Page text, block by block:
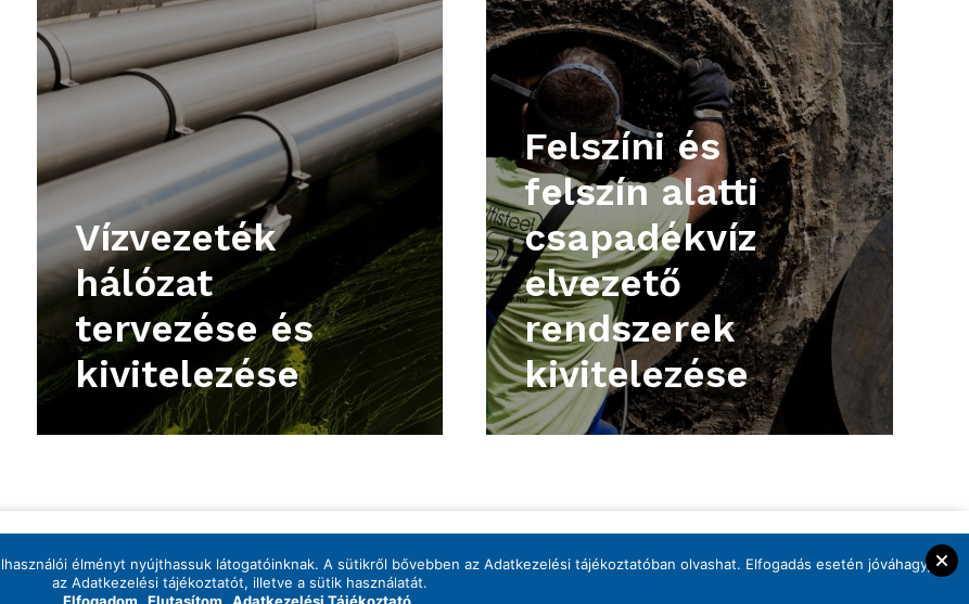
Vízvezeték
hálózat
tervezése és
kivitelezése
Felszíni és
felszín alatti
csapadékvíz
elvezető
rendszerek
kivitelezése
© 2026 Mészáros és Mészáros Zrt.
élményt nyújthassuk látogatóinknak. A sütikről bővebben az Adatkezelési tájékoztatóban olvashat. Elfogadás esetén jóváhagyja
az Adatkezelési tájékoztatót, illetve a sütik használatát.